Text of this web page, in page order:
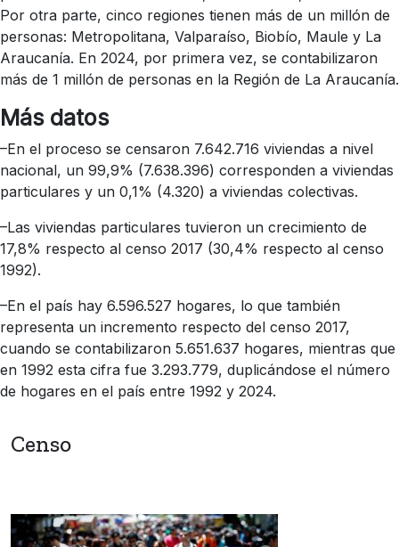
Por otra parte, cinco regiones tienen más de un millón de
personas: Metropolitana, Valparaíso, Biobío, Maule y La
Araucanía. En 2024, por primera vez, se contabilizaron
más de 1 millón de personas en la Región de La Araucanía.
Más datos
–En el proceso se censaron 7.642.716 viviendas a nivel
nacional, un 99,9% (7.638.396) corresponden a viviendas
particulares y un 0,1% (4.320) a viviendas colectivas.
–Las viviendas particulares tuvieron un crecimiento de
17,8% respecto al censo 2017 (30,4% respecto al censo
1992).
–En el país hay 6.596.527 hogares, lo que también
representa un incremento respecto del censo 2017,
cuando se contabilizaron 5.651.637 hogares, mientras que
en 1992 esta cifra fue 3.293.779, duplicándose el número
de hogares en el país entre 1992 y 2024.
Censo